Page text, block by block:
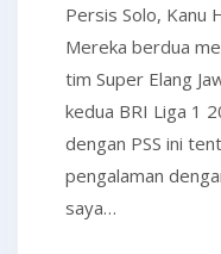
Persis Solo, Kanu
Mereka berdua
tim Super Elang
kedua BRI Liga 1
dengan PSS ini
pengalaman
saya…